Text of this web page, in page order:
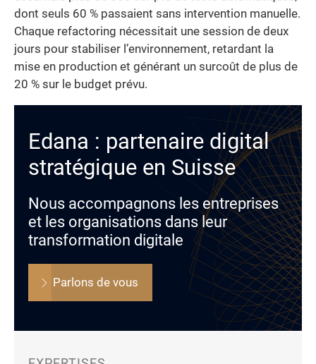
dont seuls 60 % passaient sans intervention manuelle.
Chaque refactoring nécessitait une session de deux
jours pour stabiliser l’environnement, retardant la
mise en production et générant un surcoût de plus de
20 % sur le budget prévu.
Edana : partenaire digital
stratégique en Suisse
Nous accompagnons les entreprises
et les organisations dans leur
transformation digitale
Parlons de vous